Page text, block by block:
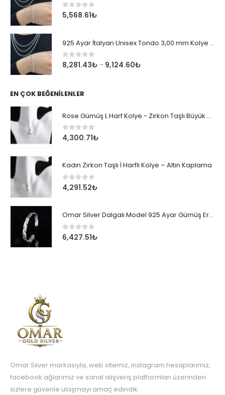
0 out of 5
5,568.61₺
925 Ayar İtalyan Unisex Tondo 3,00 mm Kolye Zincir
0 out of 5
8,281.43₺ – 9,124.60₺
EN ÇOK BEĞENILENLER
Rose Gümüş L Harf Kolye - Zirkon Taşlı Büyük Boy Kadın Kolyesi
0 out of 5
4,300.71₺
Kadın Zirkon Taşlı İ Harfli Kolye – Altın Kaplama
0 out of 5
4,291.52₺
Omar Silver Dalgalı Model 925 Ayar Gümüş Erkek Bileklik
0 out of 5
6,427.51₺
Omar Silver markasıyla, web sitemiz, instagram hesaplarımız,
facebook ağlarımız ve sanal alışveriş platformları üzerinden
sizlere güvenle ulaşmayı amaç edindik.